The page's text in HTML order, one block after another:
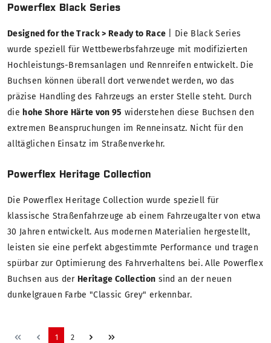
Powerflex Black Series
Designed for the Track > Ready to Race | Die Black Series
wurde speziell für Wettbewerbsfahrzeuge mit modifizierten
Hochleistungs-Bremsanlagen und Rennreifen entwickelt. Die
Buchsen können überall dort verwendet werden, wo das
präzise Handling des Fahrzeugs an erster Stelle steht. Durch
die hohe Shore Härte von 95 widerstehen diese Buchsen den
extremen Beanspruchungen im Renneinsatz. Nicht für den
alltäglichen Einsatz im Straßenverkehr.
Powerflex Heritage Collection
Die Powerflex Heritage Collection wurde speziell für
klassische Straßenfahrzeuge ab einem Fahrzeugalter von etwa
30 Jahren entwickelt. Aus modernen Materialien hergestellt,
leisten sie eine perfekt abgestimmte Performance und tragen
spürbar zur Optimierung des Fahrverhaltens bei. Alle Powerflex
Buchsen aus der Heritage Collection sind an der neuen
dunkelgrauen Farbe "Classic Grey" erkennbar.
1 2